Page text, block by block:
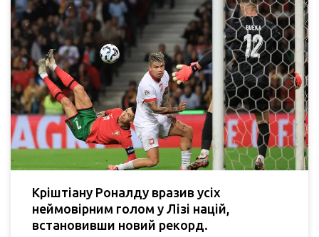
Кріштіану Роналду вразив усіх
неймовірним голом у Лізі націй,
встановивши новий рекорд.